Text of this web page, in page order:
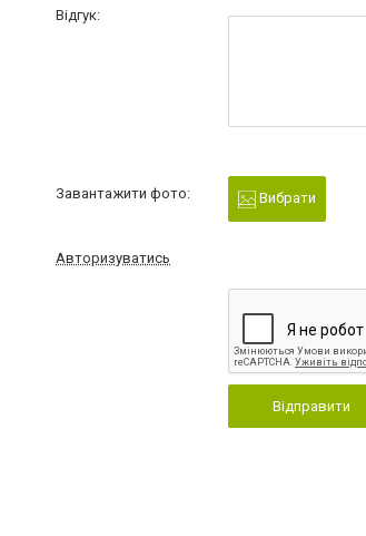
Відгук:
Завантажити фото: Вибрати
Авторизуватись
Відправити